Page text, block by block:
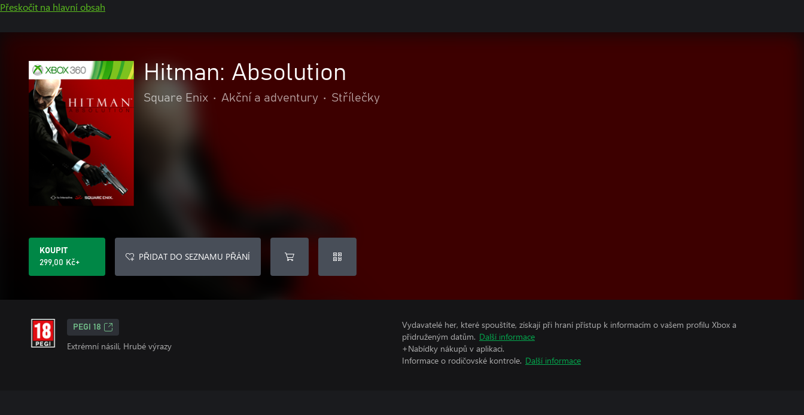
Přeskočit na hlavní obsah
Hitman: Absolution
Square Enix • Akční a adventury • Střílečky
KOUPIT
299,00 Kč+
PŘIDAT DO SEZNAMU PŘÁNÍ
PEGI 18
Extrémní násilí, Hrubé výrazy
Vydavatelé her, které spouštíte, získají při hraní přístup k informacím o vašem profilu Xbox a
přidruženým datům. Další informace
+Nabídky nákupů v aplikaci.
Informace o rodičovské kontrole. Další informace